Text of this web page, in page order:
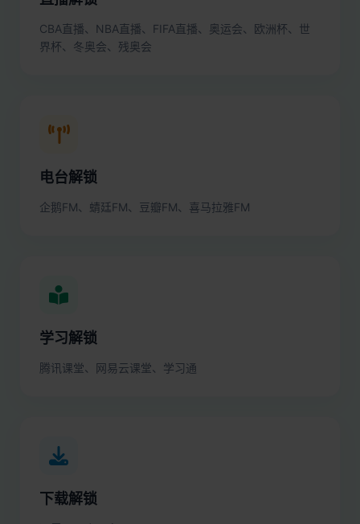
CBA直播、NBA直播、FIFA直播、奥运会、欧洲杯、世
界杯、冬奥会、残奥会
电台解锁
企鹅FM、蜻廷FM、豆瓣FM、喜马拉雅FM
学习解锁
腾讯课堂、网易云课堂、学习通
下载解锁